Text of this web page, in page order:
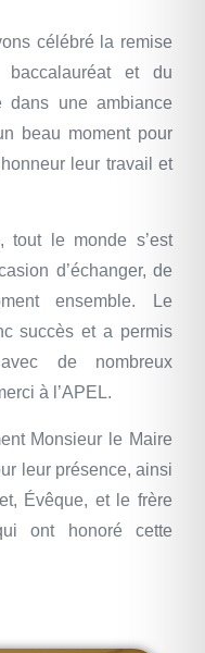
célébré la remise
et du
dans une ambiance
beau moment pour
leur travail et
tout le monde s’est
d’échanger, de
ensemble. Le
succès et a permis
de nombreux
à l’APEL.
Monsieur le Maire
leur présence, ainsi
Évêque, et le frère
ont honoré cette